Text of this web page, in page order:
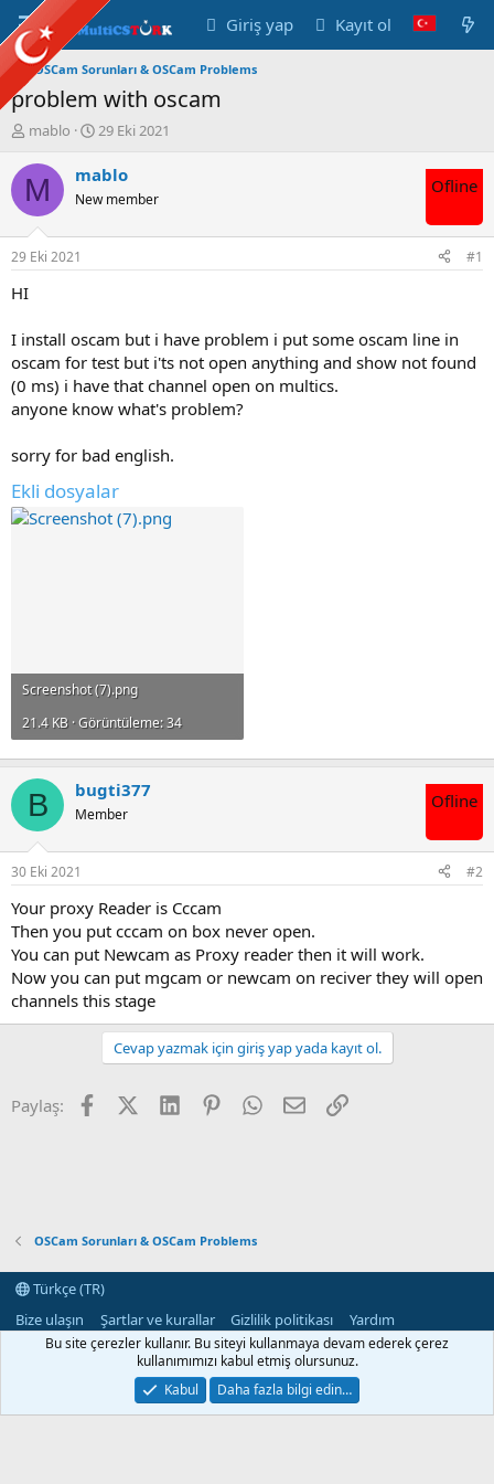
Giriş yap Kayıt ol
OSCam Sorunları & OSCam Problems
problem with oscam
K
n
u
u
B
a
ş
t
a
n
mablo
B
ş
a
ı
r
i
h
i
29 Eki 2021
M mablo
New member
Ofline
29 Eki 2021 #1
HI
I install oscam but i have problem i put some oscam line in
oscam for test but i'ts not open anything and show not found
(0 ms) i have that channel open on multics.
anyone know what's problem?
sorry for bad english.
Ekli dosyalar
Screenshot (7).png
21.4 KB · Görüntüleme: 34
B bugti377
Member
Ofline
30 Eki 2021 #2
Your proxy Reader is Cccam
Then you put cccam on box never open.
You can put Newcam as Proxy reader then it will work.
Now you can put mgcam or newcam on reciver they will open
channels this stage
Cevap yazmak için giriş yap yada kayıt ol.
Paylaş: FacebookX (Twitter)
LinkedInPinterestWhatsApp
E-postaLink
OSCam Sorunları & OSCam Problems
Türkçe (TR)
Bize ulaşın
Şartlar ve kurallar Gizlilik politikası
Yardım
Ana sayfa
R
Community platform by XenForo ® © 2010-2024 XenForo Ltd.
XenForo 2 Türkçe yama 🇹🇷 [XGT] Yazılım ve web hizmetleri 2014-2024
Bu site çerezler kullanır. Bu siteyi kullanmaya devam ederek çerez
kullanımımızı kabul etmiş olursunuz.
Kabul
Daha fazla bilgi edin…